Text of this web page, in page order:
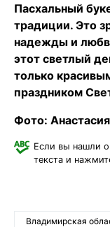
Пасхальный
традиции. Это
надежды и
этот светлый
только
праздником
Фото:
Если вы нашли
текста и
Владимирская